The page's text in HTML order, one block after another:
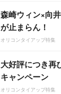
森崎ウィン×向
が止まらん！
オリコンタイアップ特集
大好評につき再
キャンペーン
オリコンタイアップ特集